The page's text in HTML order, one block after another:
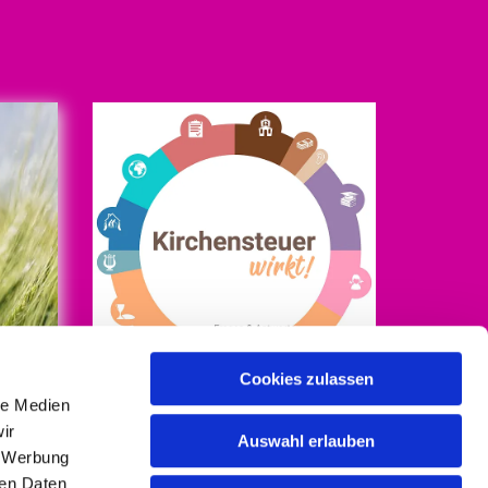
Medien
Daten
Cookies zulassen
Auswahl erlauben
Mehr Infos auf
kirchensteuer-wirkt.de